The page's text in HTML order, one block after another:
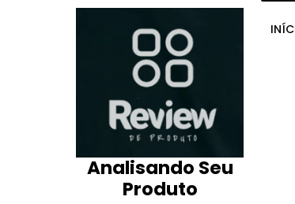
Analisando Seu
Produto